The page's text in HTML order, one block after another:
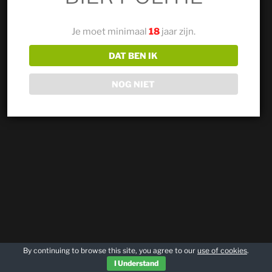
By continuing to browse this site, you agree to our use of cookies.
I Understand
Je moet minimaal 18jaar zijn.
DAT BEN IK
NOG NIET